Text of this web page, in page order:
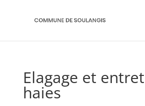
Elagage et
haies